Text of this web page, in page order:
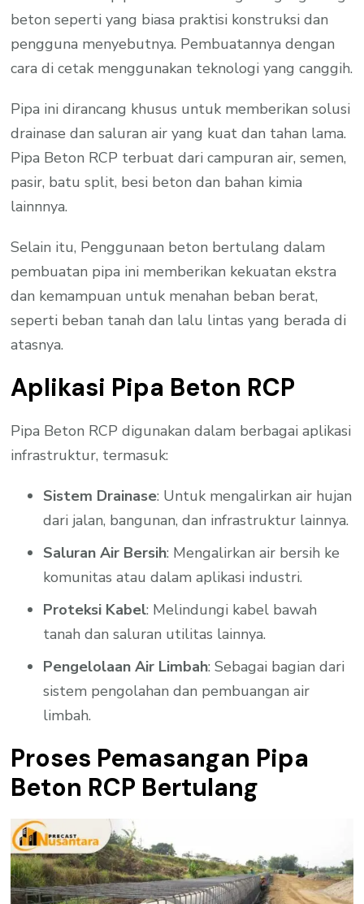
beton seperti yang biasa praktisi konstruksi dan
pengguna menyebutnya. Pembuatannya dengan
cara di cetak menggunakan teknologi yang canggih.
Pipa ini dirancang khusus untuk memberikan solusi
drainase dan saluran air yang kuat dan tahan lama.
Pipa Beton RCP terbuat dari campuran air, semen,
pasir, batu split, besi beton dan bahan kimia
lainnnya.
Selain itu, Penggunaan beton bertulang dalam
pembuatan pipa ini memberikan kekuatan ekstra
dan kemampuan untuk menahan beban berat,
seperti beban tanah dan lalu lintas yang berada di
atasnya.
Aplikasi Pipa Beton RCP
Pipa Beton RCP digunakan dalam berbagai aplikasi
infrastruktur, termasuk:
Sistem Drainase: Untuk mengalirkan air hujan
dari jalan, bangunan, dan infrastruktur lainnya.
Saluran Air Bersih: Mengalirkan air bersih ke
komunitas atau dalam aplikasi industri.
Proteksi Kabel: Melindungi kabel bawah
tanah dan saluran utilitas lainnya.
Pengelolaan Air Limbah: Sebagai bagian dari
sistem pengolahan dan pembuangan air
limbah.
Proses Pemasangan Pipa
Beton RCP Bertulang